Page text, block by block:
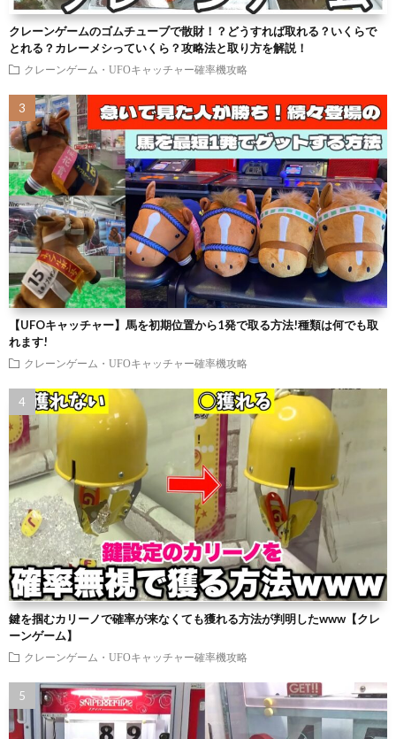
クレーンゲームのゴムチューブで散財！？どうすれば取れる？いくらで
とれる？カレーメシっていくら？攻略法と取り方を解説！
クレーンゲーム・UFOキャッチャー確率機攻略
【UFOキャッチャー】馬を初期位置から1発で取る方法!種類は何でも取
れます!
クレーンゲーム・UFOキャッチャー確率機攻略
鍵を掴むカリーノで確率が来なくても獲れる方法が判明したwww【クレ
ーンゲーム】
クレーンゲーム・UFOキャッチャー確率機攻略